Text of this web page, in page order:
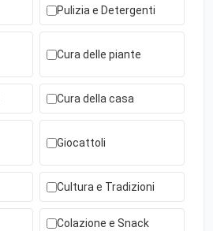
Pulizia e Detergenti
Cura delle piante
Cura della casa
Giocattoli
Cultura e Tradizioni
Colazione e Snack